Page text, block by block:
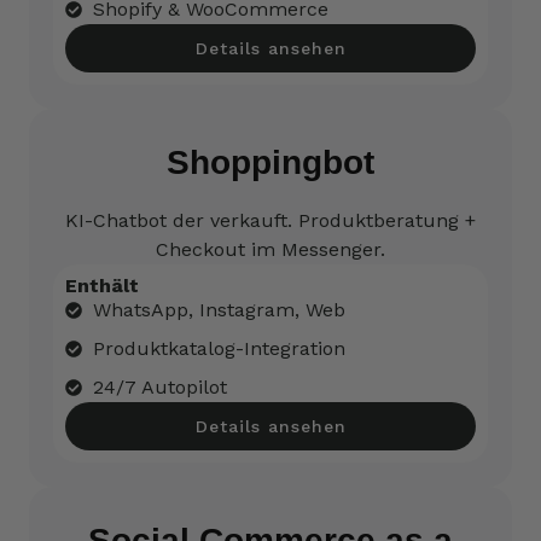
Shopify & WooCommerce
Details ansehen
Shoppingbot
KI-Chatbot der verkauft. Produktberatung +
Checkout im Messenger.
Enthält
WhatsApp, Instagram, Web
Produktkatalog-Integration
24/7 Autopilot
Details ansehen